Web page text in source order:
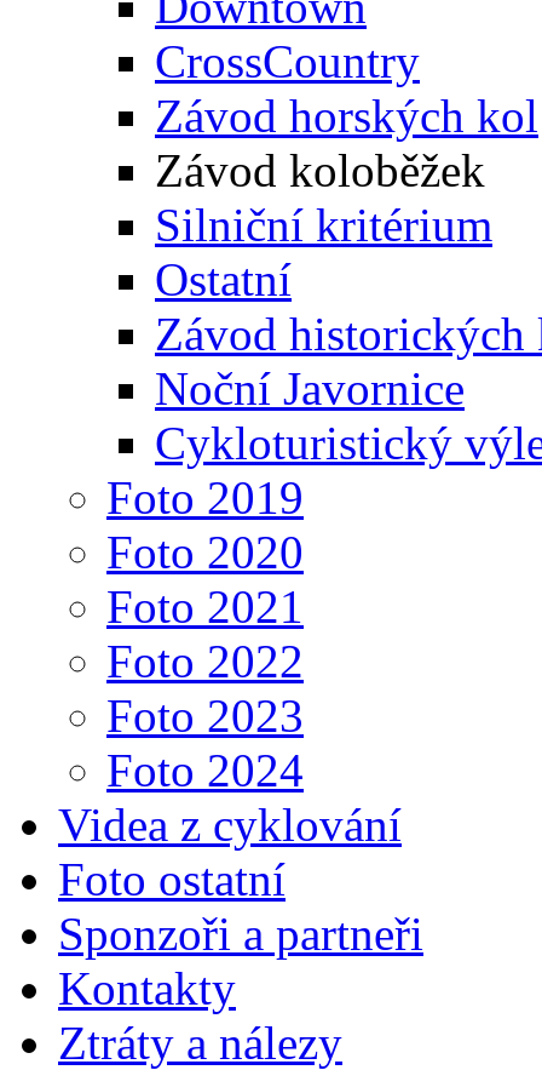
CrossCountry
Závod horských kol
Závod koloběžek
Silniční kritérium
Ostatní
Závod historických
Noční Javornice
Cykloturistický
Foto 2019
Foto 2020
Foto 2021
Foto 2022
Foto 2023
Foto 2024
Videa z cyklování
Foto ostatní
Sponzoři a partneři
Kontakty
Ztráty a nálezy